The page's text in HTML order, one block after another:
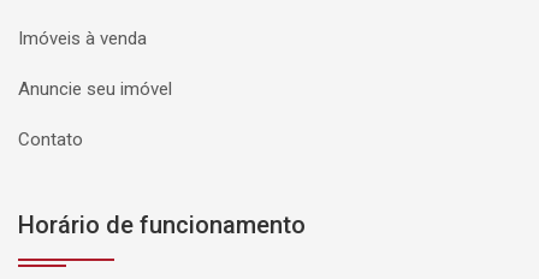
Imóveis à venda
Anuncie seu imóvel
Contato
Horário de funcionamento